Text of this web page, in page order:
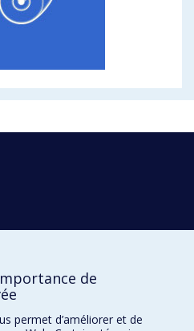
de
permet d’améliorer et de